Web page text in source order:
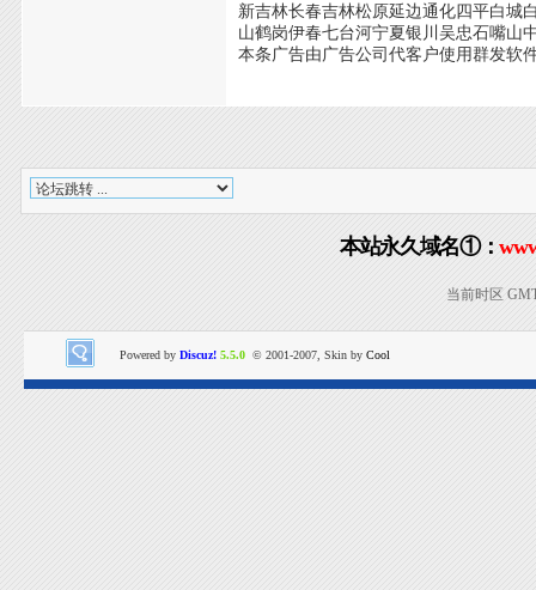
新吉林长春吉林松原延边通化四平白城
山鹤岗伊春七台河宁夏银川吴忠石嘴山
本条广告由广告公司代客户使用群发软
本站永久域名①：
当前时区
Powered by Discuz! 5.5.0 © 2001-2007, Skin by Cool